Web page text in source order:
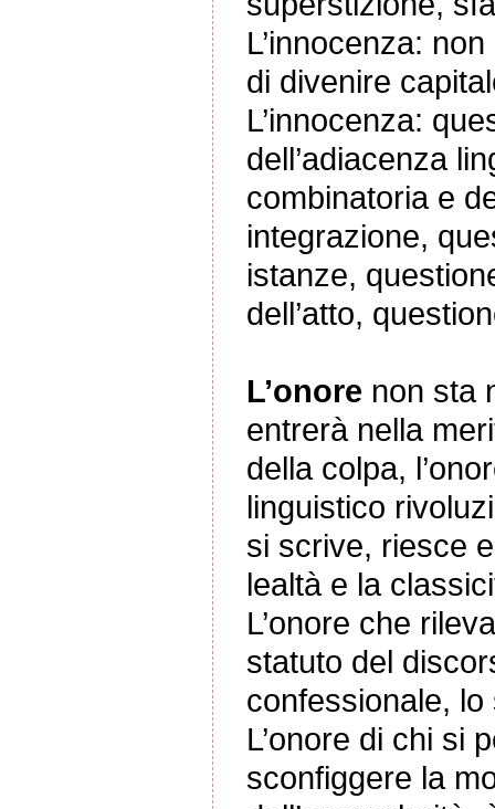
L’innocenza:
di divenire
L’innocenza:
dell’adiacenza
combinatoria e
integrazione,
istanze,
dell’atto,
L’onore non sta
entrerà nella
della colpa,
linguistico
si scrive, riesce
lealtà e la
L’onore che
statuto del
confessionale,
L’onore di chi si
sconfiggere la